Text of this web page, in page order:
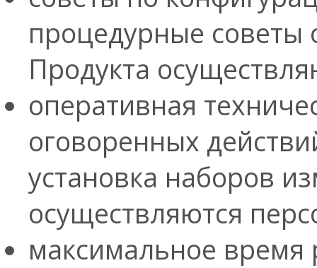
процедурные советы
Продукта
оперативная
оговоренных
установка наборов
осуществляются
максимальное время